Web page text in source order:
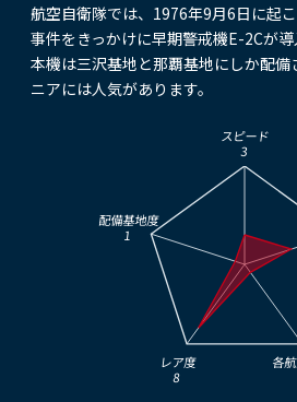
航空自衛隊では、1976年9月6日に起
事件をきっかけに早期警戒機E-2Cが導
本機は三沢基地と那覇基地にしか配備
ニアには人気があります。
スピード
3
各
レア度
8
配備基地度
1